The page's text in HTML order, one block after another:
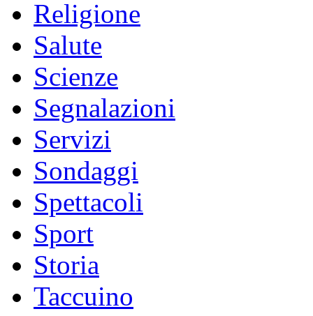
Religione
Salute
Scienze
Segnalazioni
Servizi
Sondaggi
Spettacoli
Sport
Storia
Taccuino